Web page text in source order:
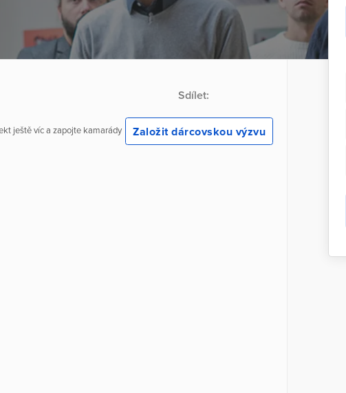
Sdílet:
ještě víc a zapojte kamarády Založit dárcovskou výzvu